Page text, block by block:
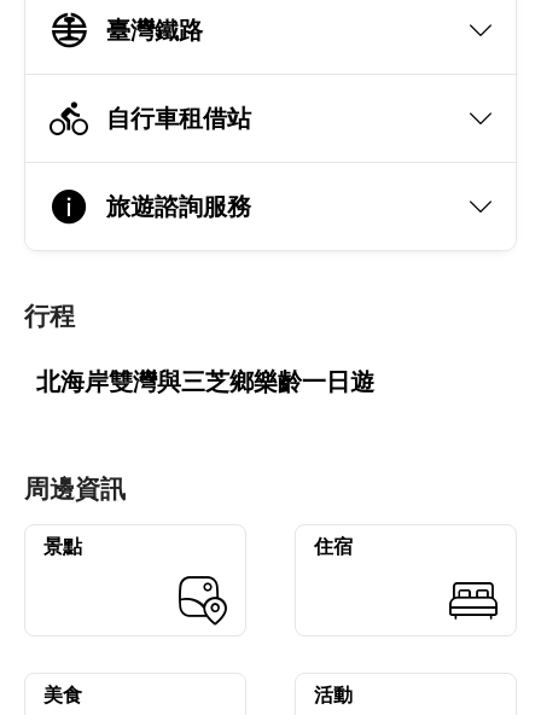
臺灣鐵路
自行車租借站
旅遊諮詢服務
行程
北海岸雙灣與三芝鄉樂齡一日遊
周邊資訊
景點 住宿
美食 活動